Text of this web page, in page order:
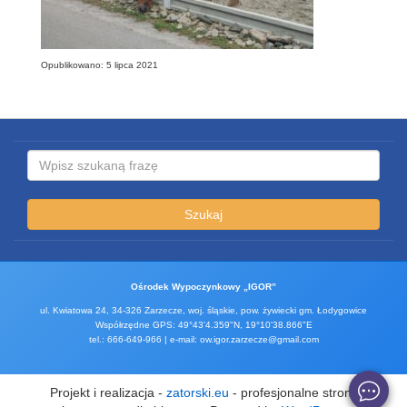
Opublikowano: 5 lipca 2021
Szukaj
Ośrodek Wypoczynkowy „IGOR”
ul. Kwiatowa 24, 34-326 Zarzecze, woj. śląskie, pow. żywiecki gm. Łodygowice
Współrzędne GPS: 49°43'4.359"N, 19°10'38.866"E
tel.: 666-649-966 | e-mail: ow.igor.zarzecze@gmail.com
Projekt i realizacja - zatorski.eu - profesjonalne strony